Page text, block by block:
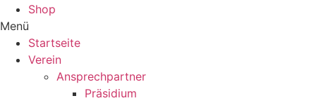
Shop
Menü
Startseite
Verein
Ansprechpartner
Präsidium